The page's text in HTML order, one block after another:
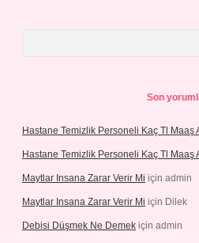
Son
Hastane Temizlik Personeli Kaç Tl Maaş
Hastane Temizlik Personeli Kaç Tl Maaş
Maytlar Insana Zarar Verir Mi için admin
Maytlar Insana Zarar Verir Mi için Dilek
Debisi Düşmek Ne Demek için admin